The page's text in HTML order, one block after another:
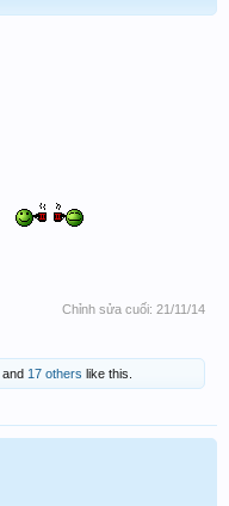
Chỉnh sửa cuối: 21/11/14
and 17 others like this.